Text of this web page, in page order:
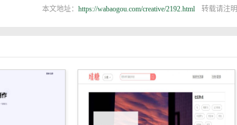
花瓣网。
本文地址： https://wabaogou.com/creative/2192.html 转载请注明